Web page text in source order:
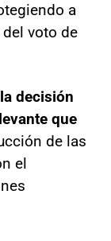
a
voto de
decisión
que
de las
el